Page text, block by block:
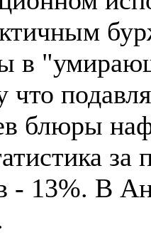
в
что
блюры
- 13%. В